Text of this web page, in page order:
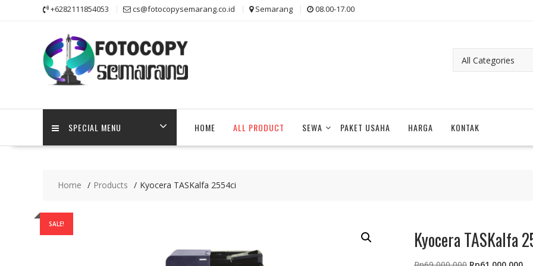
+6282111854053 cs@fotocopysemarang.co.id Semarang 08.00-17.00
SPECIAL MENU HOME ALL PRODUCT SEWA PAKET USAHA HARGA KONTAK
Home Products Kyocera TASKalfa 2554ci
SALE!
Kyocera TASKalfa